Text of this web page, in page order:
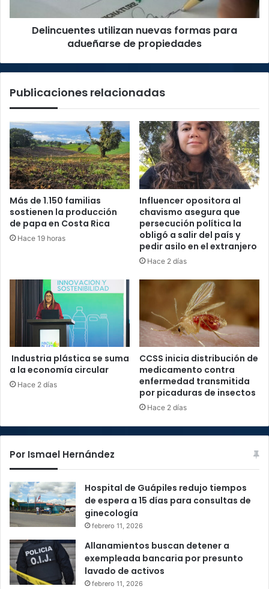
Delincuentes utilizan nuevas formas para
adueñarse de propiedades
Publicaciones relacionadas
Más de 1.150 familias
sostienen la producción
de papa en Costa Rica
Hace 19 horas
Influencer opositora al
chavismo asegura que
persecución política la
obligó a salir del país y
pedir asilo en el extranjero
Hace 2 días
Industria plástica se suma
a la economía circular
Hace 2 días
CCSS inicia distribución de
medicamento contra
enfermedad transmitida
por picaduras de insectos
Hace 2 días
Por Ismael Hernández
Hospital de Guápiles redujo tiempos
de espera a 15 días para consultas de
ginecología
febrero 11, 2026
Allanamientos buscan detener a
exempleada bancaria por presunto
lavado de activos
febrero 11, 2026